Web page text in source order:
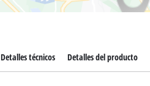
Detalles técnicos Detalles del producto